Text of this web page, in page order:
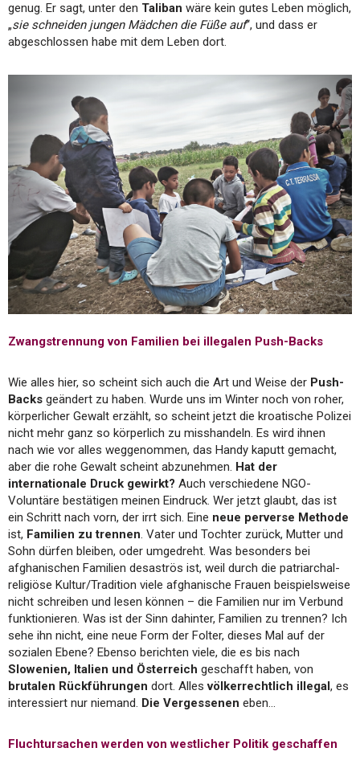
genug. Er sagt, unter den Taliban wäre kein gutes Leben möglich,
„sie schneiden jungen Mädchen die Füße auf“, und dass er
abgeschlossen habe mit dem Leben dort.
Zwangstrennung von Familien bei illegalen Push-Backs
Wie alles hier, so scheint sich auch die Art und Weise der Push-
Backs geändert zu haben. Wurde uns im Winter noch von roher,
körperlicher Gewalt erzählt, so scheint jetzt die kroatische Polizei
nicht mehr ganz so körperlich zu misshandeln. Es wird ihnen
nach wie vor alles weggenommen, das Handy kaputt gemacht,
aber die rohe Gewalt scheint abzunehmen. Hat der
internationale Druck gewirkt? Auch verschiedene NGO-
Voluntäre bestätigen meinen Eindruck. Wer jetzt glaubt, das ist
ein Schritt nach vorn, der irrt sich. Eine neue perverse Methode
ist, Familien zu trennen. Vater und Tochter zurück, Mutter und
Sohn dürfen bleiben, oder umgedreht. Was besonders bei
afghanischen Familien desaströs ist, weil durch die patriarchal-
religiöse Kultur/Tradition viele afghanische Frauen beispielsweise
nicht schreiben und lesen können – die Familien nur im Verbund
funktionieren. Was ist der Sinn dahinter, Familien zu trennen? Ich
sehe ihn nicht, eine neue Form der Folter, dieses Mal auf der
sozialen Ebene? Ebenso berichten viele, die es bis nach
Slowenien, Italien und Österreich geschafft haben, von
brutalen Rückführungen dort. Allesvölkerrechtlich illegal, es
interessiert nur niemand. Die Vergessenen eben…
Fluchtursachen werden von westlicher Politik geschaffen